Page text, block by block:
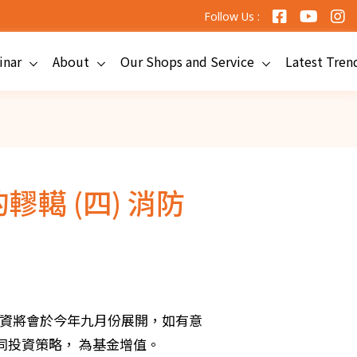
Follow Us :
About Our Shops and Service Latest
轕 (四) 消防
將會於今年九月份展開，如有意
資策略， 為基金增值。